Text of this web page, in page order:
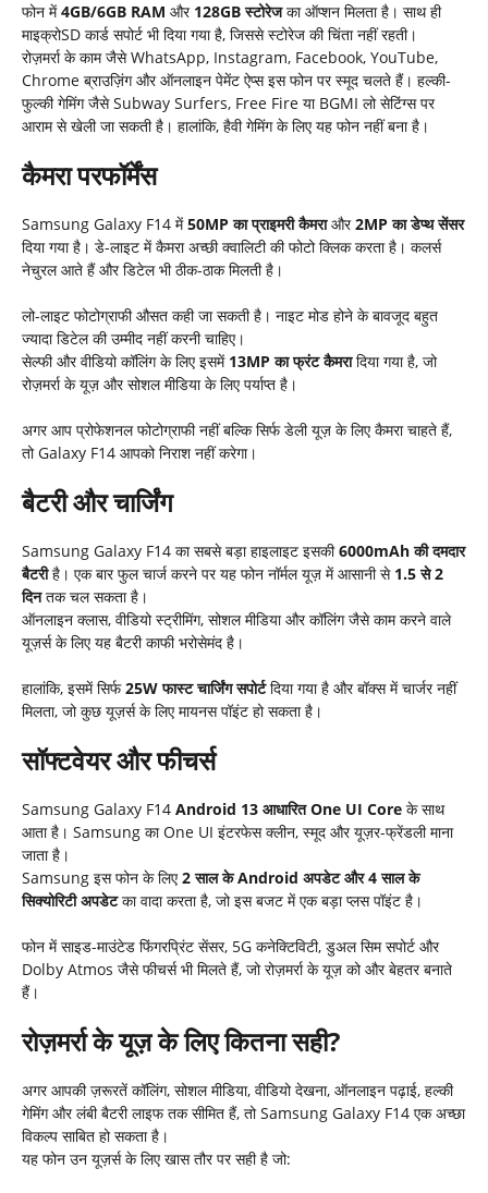
फोन में4GB/6GB RAM और 128GB स्टोरेजका ऑप्शन मिलता है। साथ ही
माइक्रोSD कार्ड सपोर्ट भी दिया गया है, जिससे स्टोरेज की चिंता नहीं रहती।
रोज़मर्रा के काम जैसे WhatsApp, Instagram, Facebook, YouTube,
Chrome ब्राउज़िंग और ऑनलाइन पेमेंट ऐप्स इस फोन पर स्मूद चलते हैं। हल्की-
फुल्की गेमिंग जैसे Subway Surfers, Free Fire या BGMI लो सेटिंग्स पर
आराम से खेली जा सकती है। हालांकि, हैवी गेमिंग के लिए यह फोन नहीं बना है।
कैमरा परफॉर्मेंस
Samsung Galaxy F14 में50MP का प्राइमरी कैमराऔर2MP का डेप्थ सेंसर
दिया गया है। डे-लाइट में कैमरा अच्छी क्वालिटी की फोटो क्लिक करता है। कलर्स
नेचुरल आते हैं और डिटेल भी ठीक-ठाक मिलती है।
लो-लाइट फोटोग्राफी औसत कही जा सकती है। नाइट मोड होने के बावजूद बहुत
ज्यादा डिटेल की उम्मीद नहीं करनी चाहिए।
सेल्फी और वीडियो कॉलिंग के लिए इसमें 13MP का फ्रंट कैमरादिया गया है, जो
रोज़मर्रा के यूज़ और सोशल मीडिया के लिए पर्याप्त है।
अगर आप प्रोफेशनल फोटोग्राफी नहीं बल्कि सिर्फ डेली यूज़ के लिए कैमरा चाहते हैं,
तो Galaxy F14 आपको निराश नहीं करेगा।
बैटरी और चार्जिंग
Samsung Galaxy F14 का सबसे बड़ा हाइलाइट इसकी6000mAh की दमदार
बैटरीहै। एक बार फुल चार्ज करने पर यह फोन नॉर्मल यूज़ में आसानी से 1.5 से 2
दिनतक चल सकता है।
ऑनलाइन क्लास, वीडियो स्ट्रीमिंग, सोशल मीडिया और कॉलिंग जैसे काम करने वाले
यूज़र्स के लिए यह बैटरी काफी भरोसेमंद है।
हालांकि, इसमें सिर्फ25W फास्ट चार्जिंग सपोर्टदिया गया है और बॉक्स में चार्जर नहीं
मिलता, जो कुछ यूज़र्स के लिए मायनस पॉइंट हो सकता है।
सॉफ्टवेयर और फीचर्स
Samsung Galaxy F14 Android 13 आधारित One UI Core के साथ
आता है। Samsung का One UI इंटरफेस क्लीन, स्मूद और यूज़र-फ्रेंडली माना
जाता है।
Samsung इस फोन के लिए2 साल के Android अपडेट और 4 साल के
सिक्योरिटी अपडेटका वादा करता है, जो इस बजट में एक बड़ा प्लस पॉइंट है।
फोन में साइड-माउंटेड फिंगरप्रिंट सेंसर, 5G कनेक्टिविटी, डुअल सिम सपोर्ट और
Dolby Atmos जैसे फीचर्स भी मिलते हैं, जो रोज़मर्रा के यूज़ को और बेहतर बनाते
हैं।
रोज़मर्रा के यूज़ के लिए कितना सही?
अगर आपकी ज़रूरतें कॉलिंग, सोशल मीडिया, वीडियो देखना, ऑनलाइन पढ़ाई, हल्की
गेमिंग और लंबी बैटरी लाइफ तक सीमित हैं, तो Samsung Galaxy F14 एक अच्छा
विकल्प साबित हो सकता है।
यह फोन उन यूज़र्स के लिए खास तौर पर सही है जो: